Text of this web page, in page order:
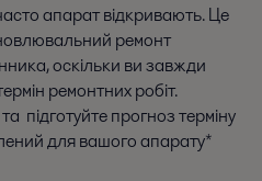
апарат відкривають. Це
ремонт
оскільки ви завжди
ремонтних робіт.
підготуйте прогноз терміну
для вашого апарату*